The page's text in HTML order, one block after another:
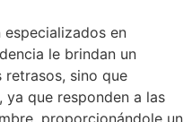
en
le brindan un
sino que
que responden a las
proporcionándole un